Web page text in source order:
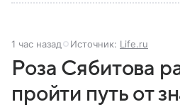
1 час назад Источник: Life.ru
Роза Сябитова
пройти путь от